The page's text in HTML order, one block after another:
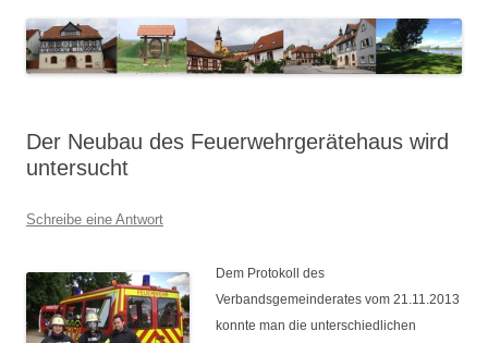
Der Neubau des Feuerwehrgerätehaus wird
untersucht
Schreibe eine Antwort
Dem Protokoll des
Verbandsgemeinderates vom 21.11.2013
konnte man die unterschiedlichen